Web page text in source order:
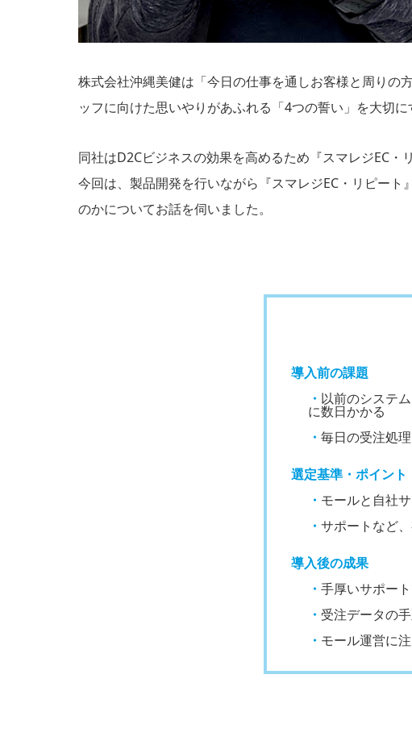
株式会社沖縄美健は「今日の仕事を通しお客様と周りの
ッフに向けた思いやりがあふれる「4つの誓い」を大切
同社はD2Cビジネスの効果を高めるため『スマレジEC・
今回は、製品開発を行いながら『スマレジEC・リピー
のかについてお話を伺いました。
導入前の課題
・ 以前のシステ
に数日かかる
・ 毎日の受注処
選定基準・ポイント
・ モールと自社
・ サポートなど
導入後の成果
・ 手厚いサポー
・ 受注データの
・ モール運営に